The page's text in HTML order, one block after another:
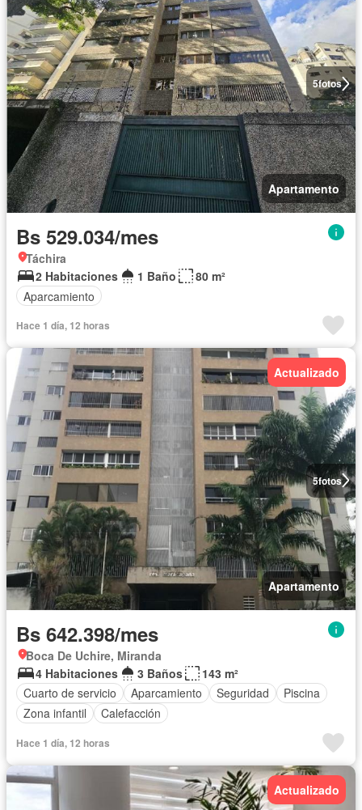
5fotos
Apartamento
Bs 529.034/mes
Táchira
2 Habitaciones
1 Baño
80 m²
Aparcamiento
Hace 1 día, 12 horas
5fotos
Actualizado
Apartamento
Bs 642.398/mes
Boca De Uchire, Miranda
4 Habitaciones
3 Baños
143 m²
Cuarto de servicio
Aparcamiento Seguridad
Piscina
Zona infantil
Calefacción
Hace 1 día, 12 horas
Actualizado